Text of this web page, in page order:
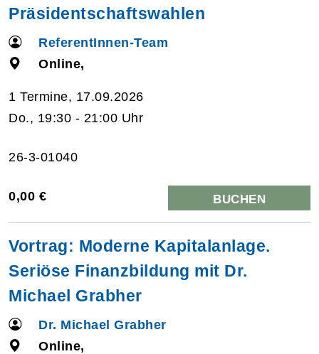
Präsidentschaftswahlen
ReferentInnen-Team
Online,
1 Termine, 17.09.2026
Do., 19:30 - 21:00 Uhr
26-3-01040
0,00 € BUCHEN
Vortrag: Moderne Kapitalanlage.
Seriöse Finanzbildung mit Dr.
Michael Grabher
Dr. Michael Grabher
Online,